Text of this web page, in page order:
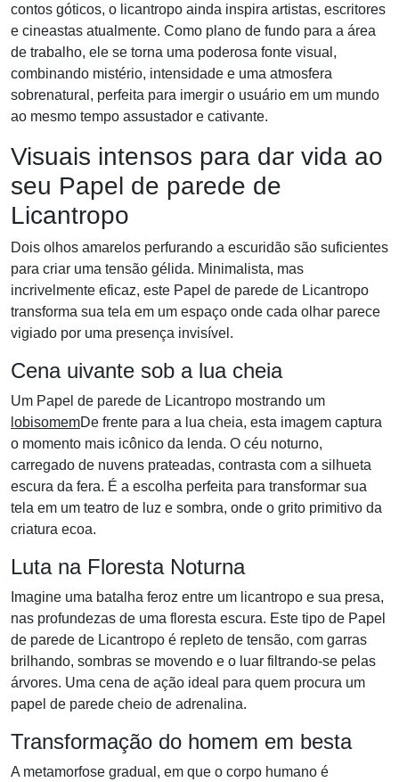
contos góticos, o licantropo ainda inspira artistas, escritores
e cineastas atualmente. Como plano de fundo para a área
de trabalho, ele se torna uma poderosa fonte visual,
combinando mistério, intensidade e uma atmosfera
sobrenatural, perfeita para imergir o usuário em um mundo
ao mesmo tempo assustador e cativante.
Visuais intensos para dar vida ao
seu Papel de parede de
Licantropo
Dois olhos amarelos perfurando a escuridão são suficientes
para criar uma tensão gélida. Minimalista, mas
incrivelmente eficaz, este Papel de parede de Licantropo
transforma sua tela em um espaço onde cada olhar parece
vigiado por uma presença invisível.
Cena uivante sob a lua cheia
Um Papel de parede de Licantropo mostrando um
lobisomemDe frente para a lua cheia, esta imagem captura
o momento mais icônico da lenda. O céu noturno,
carregado de nuvens prateadas, contrasta com a silhueta
escura da fera. É a escolha perfeita para transformar sua
tela em um teatro de luz e sombra, onde o grito primitivo da
criatura ecoa.
Luta na Floresta Noturna
Imagine uma batalha feroz entre um licantropo e sua presa,
nas profundezas de uma floresta escura. Este tipo de Papel
de parede de Licantropo é repleto de tensão, com garras
brilhando, sombras se movendo e o luar filtrando-se pelas
árvores. Uma cena de ação ideal para quem procura um
papel de parede cheio de adrenalina.
Transformação do homem em besta
A metamorfose gradual, em que o corpo humano é